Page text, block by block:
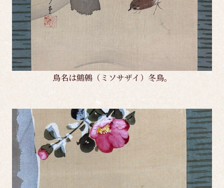
鳥名は鷦鷯（ミソサザイ）冬鳥。